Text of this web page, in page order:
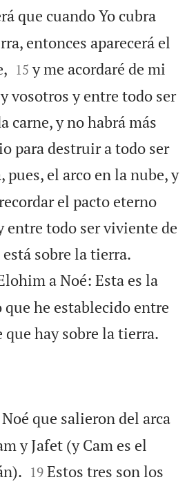
que cuando Yo cubra
entonces aparecerá el


15 y me acordaré de mi
vosotros y entre todo ser
carne, y no habrá más
para destruir a todo ser
pues, el arco en la nube, y
el pacto eterno
entre todo ser viviente de
sobre la tierra.
a Noé: Esta es la
que he establecido entre
que hay sobre la tierra.
que salieron del arca
y Jafet (y Cam es el


19 Estos tres son los